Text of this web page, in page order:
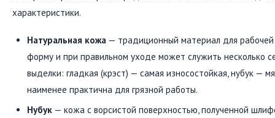
характеристики.
Натуральная кожа — традиционный материал для
форму и при правильном уходе может служить несколько
выделки: гладкая (крэст) — самая износостойкая, нубук —
наименее практична для грязной работы.
Нубук — кожа с ворсистой поверхностью, полученной